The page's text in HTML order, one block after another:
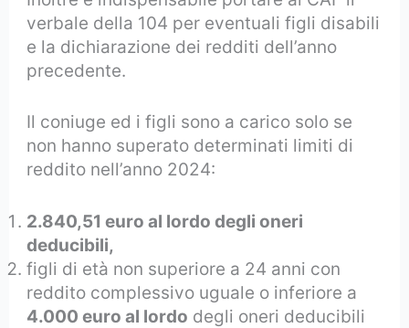
verbale della 104 per eventuali figli disabili
e la dichiarazione dei redditi dell’anno
precedente.
Il coniuge ed i figli sono a carico solo se
non hanno superato determinati limiti di
reddito nell’anno 2024:
2.840,51 euro al lordo degli oneri
deducibili,
figli di età non superiore a 24 anni con
reddito complessivo uguale o inferiore a
4.000 euro al lordo degli oneri deducibili